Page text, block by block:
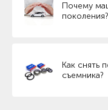
Почему
поколения?
Как снять
съемника?